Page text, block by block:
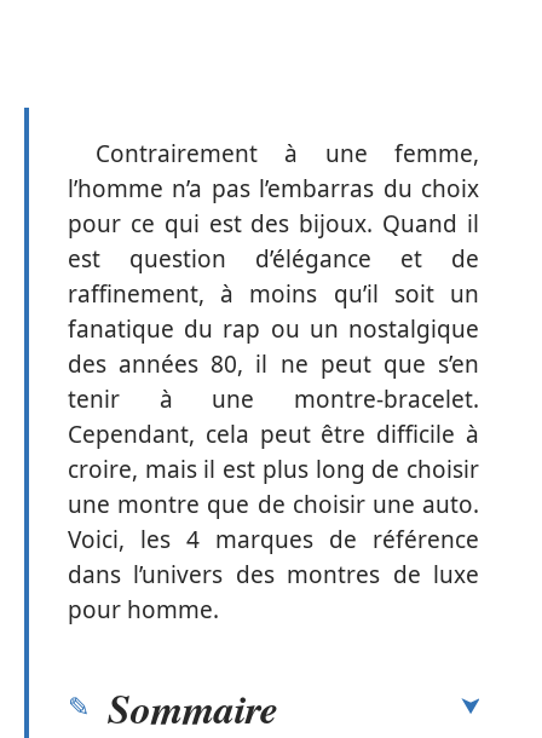
Contrairement à une femme,
l’homme n’a pas l’embarras du choix
pour ce qui est des bijoux. Quand il
est question d’élégance et de
raffinement, à moins qu’il soit un
fanatique du rap ou un nostalgique
des années 80, il ne peut que s’en
tenir à une montre-bracelet.
Cependant, cela peut être difficile à
croire, mais il est plus long de choisir
une montre que de choisir une auto.
Voici, les 4 marques de référence
dans l’univers des montres de luxe
pour homme.
Sommaire